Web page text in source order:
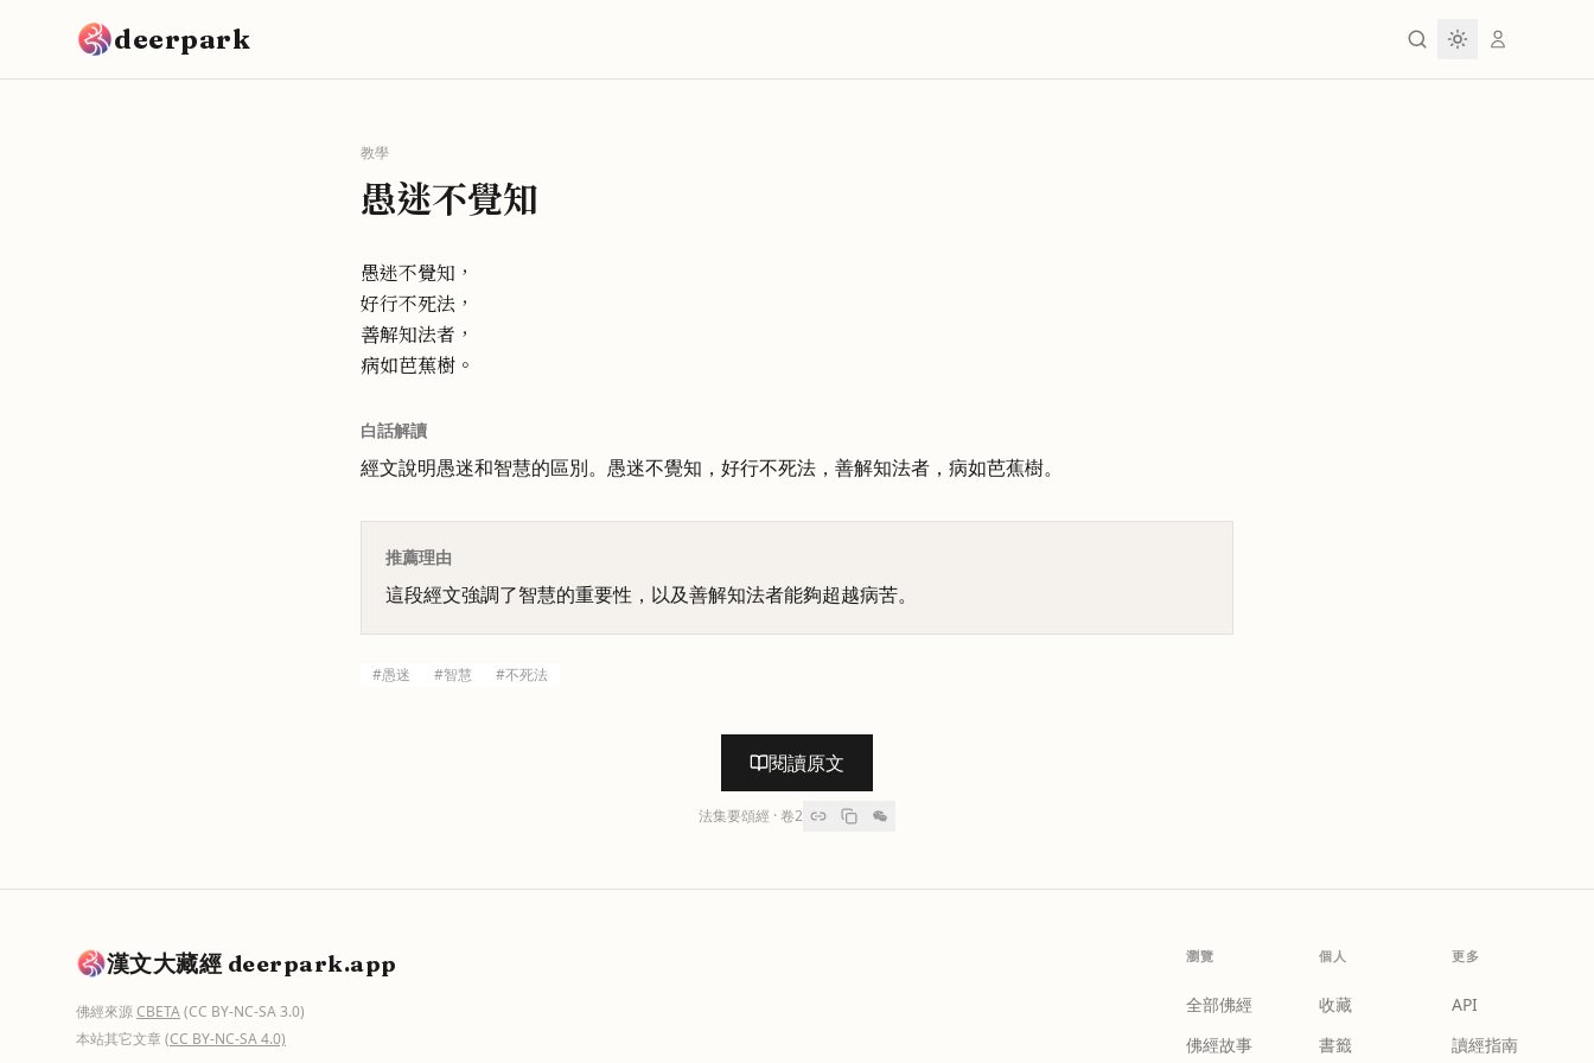
deerpark
教學
愚迷不覺知
愚迷不覺知，
好行不死法，
善解知法者，
病如芭蕉樹。
白話解讀
經文說明愚迷和智慧的區別。愚迷不覺知，好行不死法，善解知法者，病如芭蕉樹。
推薦理由
這段經文強調了智慧的重要性，以及善解知法者能夠超越病苦。
#愚迷 #智慧 #不死法
閱讀原文
法集要頌經 · 卷2
漢文大藏經 deerpark.app
佛經來源CBETA(CC BY-NC-SA 3.0)
本站其它文章(CC BY-NC-SA 4.0)
瀏覽
全部佛經
佛經故事
個人
收藏
書籤
更多
API
讀經指南